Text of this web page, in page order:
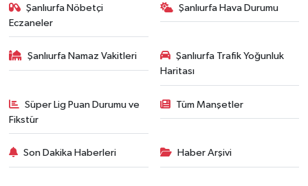
Şanlıurfa Nöbetçi
Eczaneler
Şanlıurfa Hava Durumu
Şanlıurfa Namaz Vakitleri
Şanlıurfa Trafik Yoğunluk
Haritası
Süper Lig Puan Durumu ve
Fikstür
Tüm Manşetler
Son Dakika Haberleri Haber Arşivi